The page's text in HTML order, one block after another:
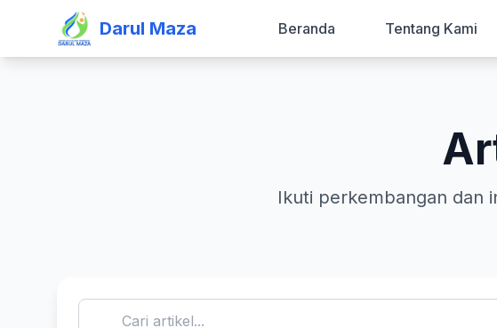
Darul Maza Beranda Tentang Kami
Ikuti perkembangan dan